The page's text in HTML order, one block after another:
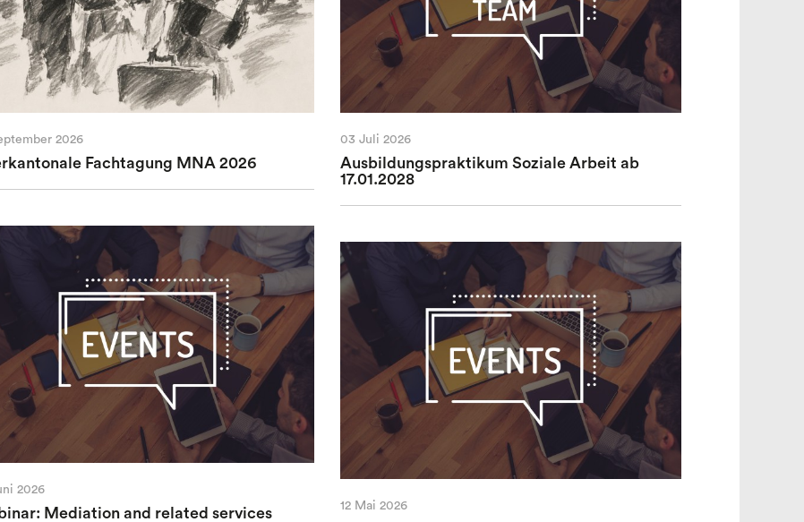
2026
Fachtagung MNA 2026
03 Juli 2026
Ausbildungspraktikum Soziale Arbeit ab
17.01.2028
2026
Mediation and related services
12 Mai 2026